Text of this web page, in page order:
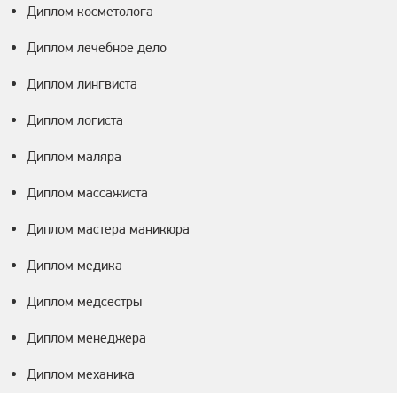
Диплом косметолога
Диплом лечебное дело
Диплом лингвиста
Диплом логиста
Диплом маляра
Диплом массажиста
Диплом мастера маникюра
Диплом медика
Диплом медсестры
Диплом менеджера
Диплом механика